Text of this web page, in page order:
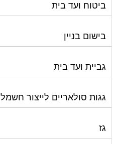
ביטוח ועד בית
בישום בניין
גביית ועד בית
גגות סולאריים לייצור חשמל
גז